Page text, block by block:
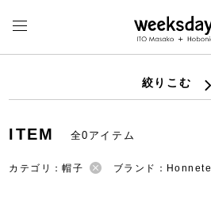
絞りこむ
ITEM 全0アイテム
カテゴリ：帽子 ブランド：Honnete